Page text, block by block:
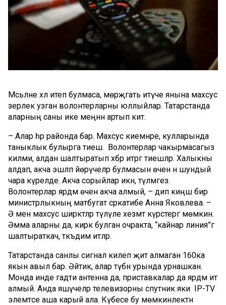
Мәсьәләне хәл итеп булмаса, мөрәҗәгать итүче янына махсус
әзерлек узган волонтерларны юллыйлар. Татарстанда
аларның саны ике меңнән артып китә.
– Алар һәр районда бар. Махсус киемнәре, кулларында
таныклык булырга тиеш. Волонтерлар чакырмасагыз
килми, алдан шалтыратып хәбәр итәргә тиешләр. Халыкны
алдап, акча эшләп йөрүчеләр булмасын өчен әнә шундый
чара күрелде. Акча сорыйлар икән, түләмәгез.
Волонтерлар ярдәм өчен акча алмый, – дип киңәш бирә
министрлыкның матбугат сәркатибе Анна Яковлева. –
Ә менә махсус ширкәтләр түләүле хезмәт күрсәтергә мөмкин.
Әмма аларны да, кирәк булган очракта, “кайнар линия”гә
шалтыраткач, тәкъдим итәләр.
Татарстанда санлы сигнал килеп җитә алмаган 160ка
якын авыл бар. Әйтик, алар түбән урында урнашкан.
Монда инде гадәти антенна да, приставкалар да ярдәм итә
алмый. Анда яшәүчеләр телевизорны спутник яки IP-TV
элемтәсе аша карый ала. Күбесе бу мөмкинлектән